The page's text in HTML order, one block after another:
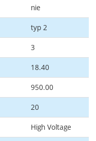
nie
typ 2
3
18.40
950.00
20
High Voltage